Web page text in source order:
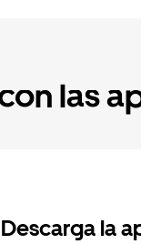
las
Descarga la